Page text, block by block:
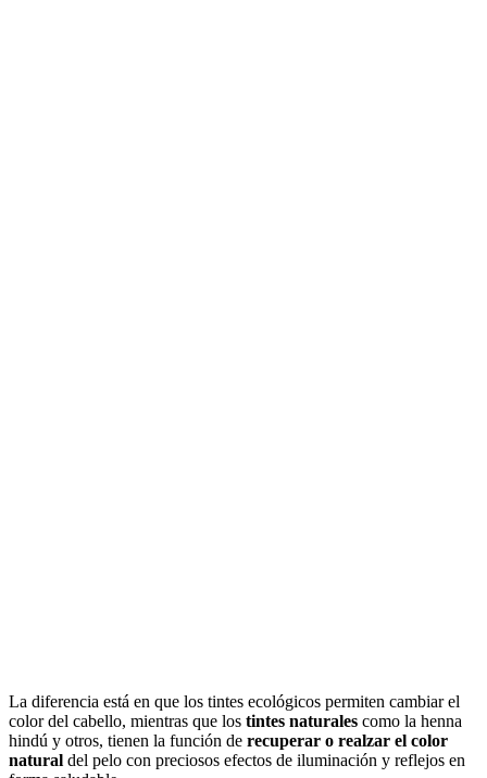
La diferencia está en que los tintes ecológicos permiten cambiar el
color del cabello, mientras que los tintes naturales como la henna
hindú y otros, tienen la función de recuperar o realzar el color
natural del pelo con preciosos efectos de iluminación y reflejos en